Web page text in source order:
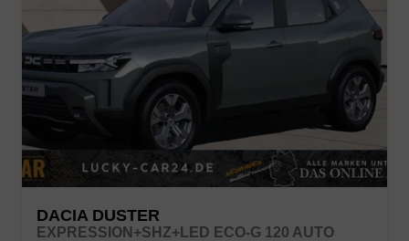
DACIA DUSTER
EXPRESSION+SHZ+LED ECO-G 120 AUTO